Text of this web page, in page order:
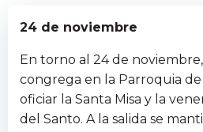
24 de noviembre
En torno al 24 de
congrega en la Parroquia
oficiar la Santa Misa y la
del Santo. A la salida se